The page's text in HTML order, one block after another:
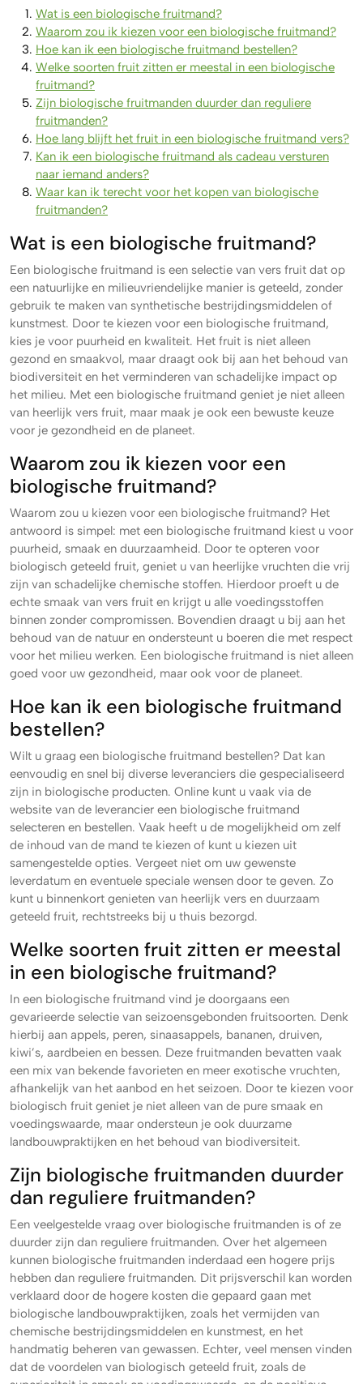
Wat is een biologische fruitmand?
Waarom zou ik kiezen voor een biologische fruitmand?
Hoe kan ik een biologische fruitmand bestellen?
Welke soorten fruit zitten er meestal in een biologische
fruitmand?
Zijn biologische fruitmanden duurder dan reguliere
fruitmanden?
Hoe lang blijft het fruit in een biologische fruitmand vers?
Kan ik een biologische fruitmand als cadeau versturen
naar iemand anders?
Waar kan ik terecht voor het kopen van biologische
fruitmanden?
Wat is een biologische fruitmand?
Een biologische fruitmand is een selectie van vers fruit dat op
een natuurlijke en milieuvriendelijke manier is geteeld, zonder
gebruik te maken van synthetische bestrijdingsmiddelen of
kunstmest. Door te kiezen voor een biologische fruitmand,
kies je voor puurheid en kwaliteit. Het fruit is niet alleen
gezond en smaakvol, maar draagt ook bij aan het behoud van
biodiversiteit en het verminderen van schadelijke impact op
het milieu. Met een biologische fruitmand geniet je niet alleen
van heerlijk vers fruit, maar maak je ook een bewuste keuze
voor je gezondheid en de planeet.
Waarom zou ik kiezen voor een
biologische fruitmand?
Waarom zou u kiezen voor een biologische fruitmand? Het
antwoord is simpel: met een biologische fruitmand kiest u voor
puurheid, smaak en duurzaamheid. Door te opteren voor
biologisch geteeld fruit, geniet u van heerlijke vruchten die vrij
zijn van schadelijke chemische stoffen. Hierdoor proeft u de
echte smaak van vers fruit en krijgt u alle voedingsstoffen
binnen zonder compromissen. Bovendien draagt u bij aan het
behoud van de natuur en ondersteunt u boeren die met respect
voor het milieu werken. Een biologische fruitmand is niet alleen
goed voor uw gezondheid, maar ook voor de planeet.
Hoe kan ik een biologische fruitmand
bestellen?
Wilt u graag een biologische fruitmand bestellen? Dat kan
eenvoudig en snel bij diverse leveranciers die gespecialiseerd
zijn in biologische producten. Online kunt u vaak via de
website van de leverancier een biologische fruitmand
selecteren en bestellen. Vaak heeft u de mogelijkheid om zelf
de inhoud van de mand te kiezen of kunt u kiezen uit
samengestelde opties. Vergeet niet om uw gewenste
leverdatum en eventuele speciale wensen door te geven. Zo
kunt u binnenkort genieten van heerlijk vers en duurzaam
geteeld fruit, rechtstreeks bij u thuis bezorgd.
Welke soorten fruit zitten er meestal
in een biologische fruitmand?
In een biologische fruitmand vind je doorgaans een
gevarieerde selectie van seizoensgebonden fruitsoorten. Denk
hierbij aan appels, peren, sinaasappels, bananen, druiven,
kiwi’s, aardbeien en bessen. Deze fruitmanden bevatten vaak
een mix van bekende favorieten en meer exotische vruchten,
afhankelijk van het aanbod en het seizoen. Door te kiezen voor
biologisch fruit geniet je niet alleen van de pure smaak en
voedingswaarde, maar ondersteun je ook duurzame
landbouwpraktijken en het behoud van biodiversiteit.
Zijn biologische fruitmanden duurder
dan reguliere fruitmanden?
Een veelgestelde vraag over biologische fruitmanden is of ze
duurder zijn dan reguliere fruitmanden. Over het algemeen
kunnen biologische fruitmanden inderdaad een hogere prijs
hebben dan reguliere fruitmanden. Dit prijsverschil kan worden
verklaard door de hogere kosten die gepaard gaan met
biologische landbouwpraktijken, zoals het vermijden van
chemische bestrijdingsmiddelen en kunstmest, en het
handmatig beheren van gewassen. Echter, veel mensen vinden
dat de voordelen van biologisch geteeld fruit, zoals de